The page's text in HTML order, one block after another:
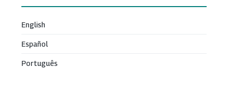
English
Español
Português